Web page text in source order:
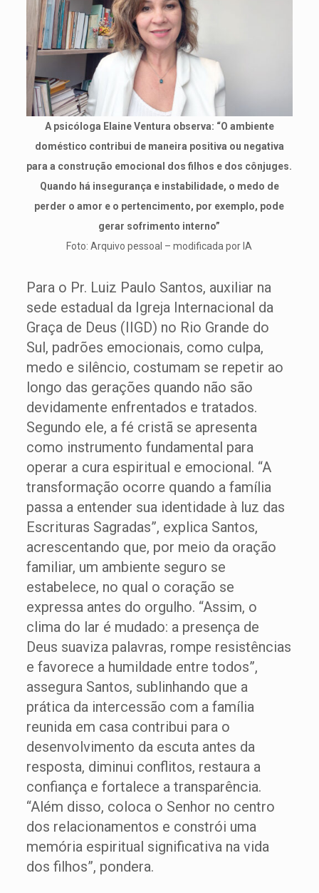
A psicóloga Elaine Ventura observa: “O ambiente
doméstico contribui de maneira positiva ou negativa
para a construção emocional dos filhos e dos cônjuges.
Quando há insegurança e instabilidade, o medo de
perder o amor e o pertencimento, por exemplo, pode
gerar sofrimento interno”
Foto: Arquivo pessoal – modificada por IA
Para o Pr. Luiz Paulo Santos, auxiliar na
sede estadual da Igreja Internacional da
Graça de Deus (IIGD) no Rio Grande do
Sul, padrões emocionais, como culpa,
medo e silêncio, costumam se repetir ao
longo das gerações quando não são
devidamente enfrentados e tratados.
Segundo ele, a fé cristã se apresenta
como instrumento fundamental para
operar a cura espiritual e emocional. “A
transformação ocorre quando a família
passa a entender sua identidade à luz das
Escrituras Sagradas”, explica Santos,
acrescentando que, por meio da oração
familiar, um ambiente seguro se
estabelece, no qual o coração se
expressa antes do orgulho. “Assim, o
clima do lar é mudado: a presença de
Deus suaviza palavras, rompe resistências
e favorece a humildade entre todos”,
assegura Santos, sublinhando que a
prática da intercessão com a família
reunida em casa contribui para o
desenvolvimento da escuta antes da
resposta, diminui conflitos, restaura a
confiança e fortalece a transparência.
“Além disso, coloca o Senhor no centro
dos relacionamentos e constrói uma
memória espiritual significativa na vida
dos filhos”, pondera.